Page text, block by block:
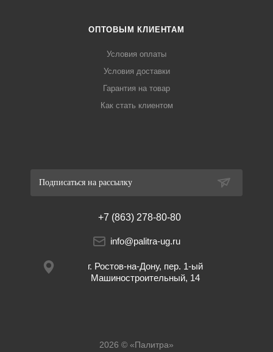
ОПТОВЫМ КЛИЕНТАМ
Условия оплаты
Условия доставки
Гарантия на товар
Как стать клиентом
Подписаться на рассылку
+7 (863) 278-80-80
info@palitra-ug.ru
г. Ростов-на-Дону, пер. 1-ый
Машиностроительный, 14
2026 © «Палитра»